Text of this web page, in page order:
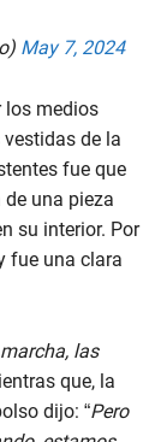
May 7, 2024
los medios
de la
fue que
de una pieza
su interior. Por
fue una clara
las
que, la
dijo: “Pero